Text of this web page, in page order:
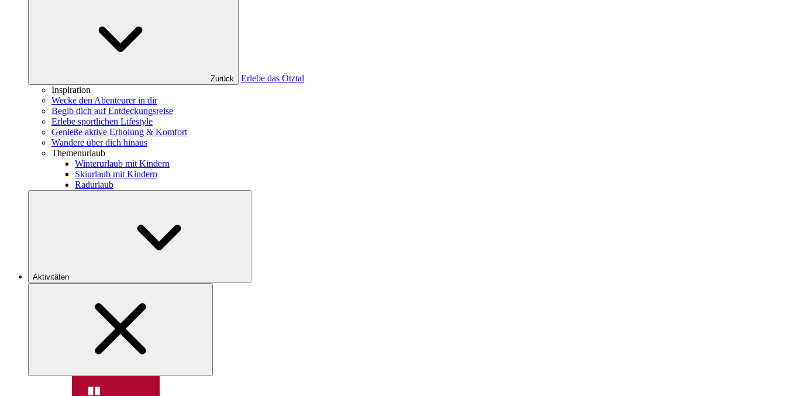
Zurück
Erlebe das Ötztal
Inspiration
Wecke den Abenteurer in dir
Begib dich auf Entdeckungsreise
Erlebe sportlichen Lifestyle
Genieße aktive Erholung & Komfort
Wandere über dich hinaus
Themenurlaub
Winterurlaub mit Kindern
Skiurlaub mit Kindern
Radurlaub
Aktivitäten